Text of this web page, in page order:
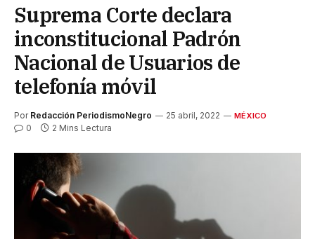
Suprema Corte declara
inconstitucional Padrón
Nacional de Usuarios de
telefonía móvil
Por Redacción PeriodismoNegro 25 abril, 2022 MÉXICO
0 2 Mins Lectura